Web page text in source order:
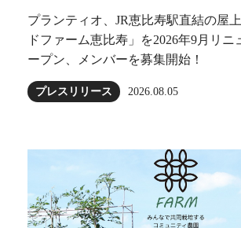
プランティオ、JR恵比寿駅直結の屋
ドファーム恵比寿」を2026年9月リニ
ープン、メンバーを募集開始！
プレスリリース 2026.08.05